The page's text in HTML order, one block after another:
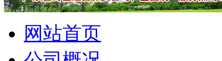
网站首页